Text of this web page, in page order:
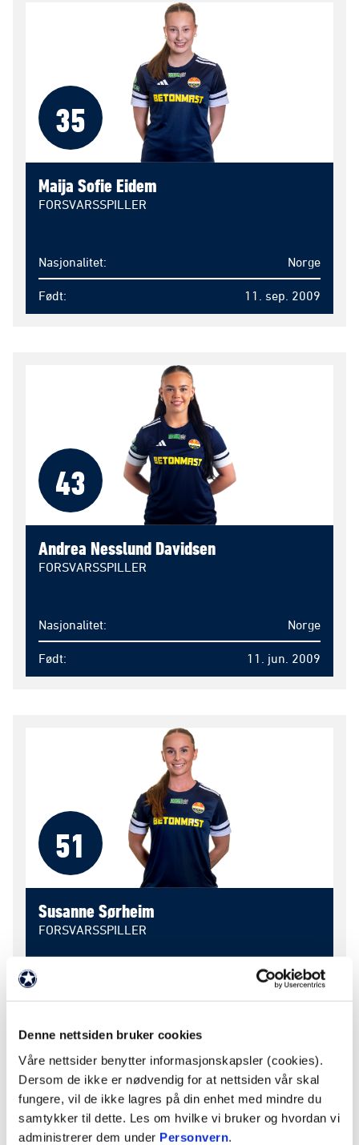
Denne nettsiden bruker cookies
Våre nettsider benytter informasjonskapsler (cookies).
Dersom de ikke er nødvendig for at nettsiden vår skal
fungere, vil de ikke lagres på din enhet med mindre du
samtykker til dette. Les om hvilke vi bruker og hvordan vi
administrerer dem under Personvern.
35
Maija Sofie Eidem
FORSVARSSPILLER
Nasjonalitet Norge
Født 11. sep. 2009
43
Andrea Nesslund Davidsen
FORSVARSSPILLER
Nasjonalitet Norge
Født 11. jun. 2009
51
Susanne Sørheim
FORSVARSSPILLER
Norge
MIDTBANESPILLERE